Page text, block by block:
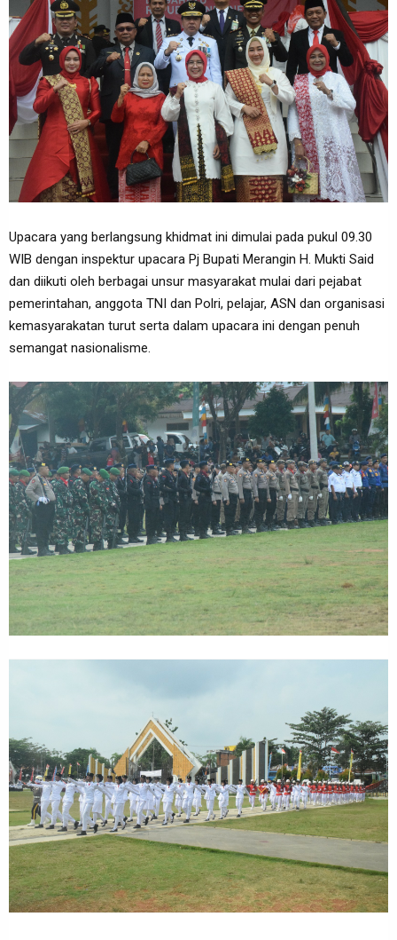
Upacara yang berlangsung khidmat ini dimulai pada pukul 09.30
WIB dengan inspektur upacara Pj Bupati Merangin H. Mukti Said
dan diikuti oleh berbagai unsur masyarakat mulai dari pejabat
pemerintahan, anggota TNI dan Polri, pelajar, ASN dan organisasi
kemasyarakatan turut serta dalam upacara ini dengan penuh
semangat nasionalisme.